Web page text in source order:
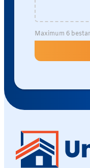
Maximum 6